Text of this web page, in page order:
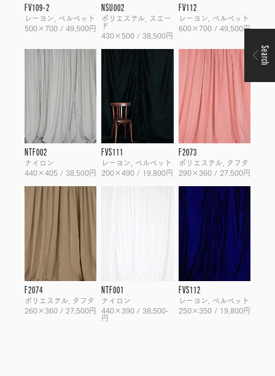
FV109-2
レーヨン, ベルベット
500×700 / 49,500円
NSU002
ポリエステル, スエー
ド
430×500 / 38,500円
FV112
レーヨン, ベルベット
600×700 / 49,500円
NTF002
ナイロン
440×405 / 38,500円
FVS111
レーヨン, ベルベット
200×490 / 19,800円
F2073
ポリエステル, タフタ
290×360 / 27,500円
F2074
ポリエステル, タフタ
260×360 / 27,500円
NTF001
ナイロン
440×390 / 38,500-
円
FVS112
レーヨン, ベルベット
250×350 / 19,800円
Search